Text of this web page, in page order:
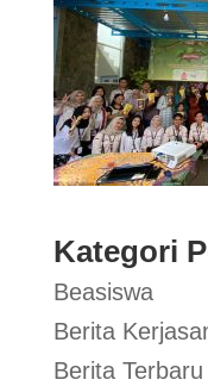
Kategori
Beasiswa
Berita
Berita Terbaru